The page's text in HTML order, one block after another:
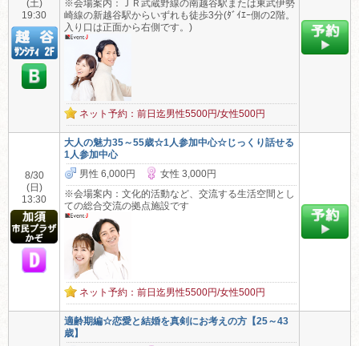
(土)
19:30
※会場案内：ＪＲ武蔵野線の南越谷駅または東武伊勢
崎線の新越谷駅からいずれも徒歩3分(ﾀﾞｲｴｰ側の2階。
入り口は正面から右側です。)
ネット予約：前日迄男性5500円/女性500円
8/30
(日)
13:30
大人の魅力35～55歳☆1人参加中心☆じっくり話せる
1人参加中心
男性 6,000円
女性 3,000円
※会場案内：文化的活動など、交流する生活空間とし
ての総合交流の拠点施設です
ネット予約：前日迄男性5500円/女性500円
適齢期編☆恋愛と結婚を真剣にお考えの方【25～43
歳】